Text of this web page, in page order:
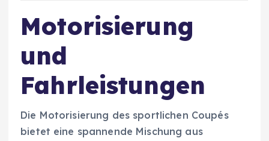
Motorisierung
und
Fahrleistungen
Die Motorisierung des sportlichen Coupés
bietet eine spannende Mischung aus